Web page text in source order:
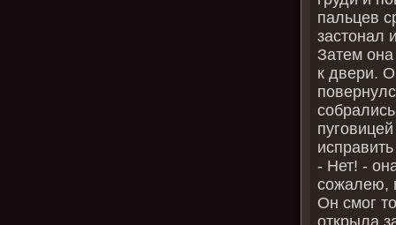
пальцев
застонал
Затем
к двери.
- Нет! -
сожалею,
Он смог
открыла